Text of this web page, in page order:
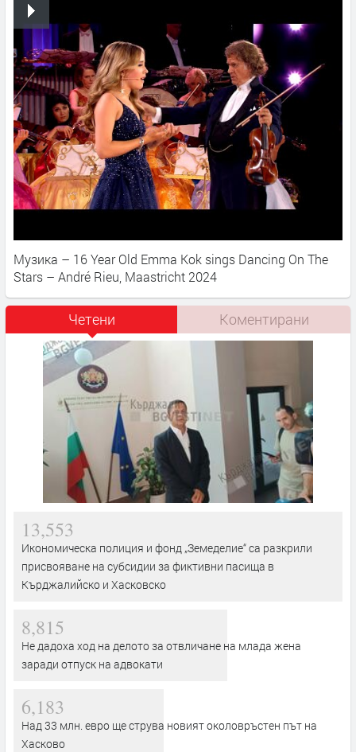
Музика – 16 Year Old Emma Kok sings Dancing On The
Stars – André Rieu, Maastricht 2024
Четени Коментирани
13,553
Икономическа полиция и фонд „Земеделие“ са разкрили
присвояване на субсидии за фиктивни пасища в
Кърджалийско и Хасковско
8,815
Не дадоха ход на делото за отвличане на млада жена
заради отпуск на адвокати
6,183
Над 33 млн. евро ще струва новият околовръстен път на
Хасково